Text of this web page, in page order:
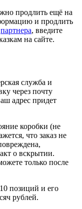
продлить ещё на
и продлить
партнера, введите
на сайте.
служба и
через почту
адрес придет
коробки (не
что заказ не
о вскрытии.
только после
позиций и его
рублей.